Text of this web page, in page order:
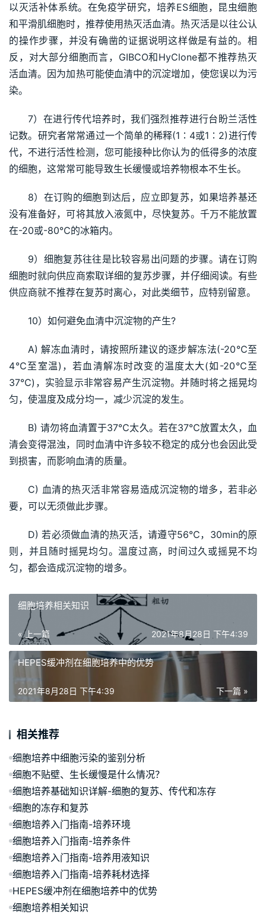
以灭活补体系统。在免疫学研究，培养ES细胞，昆虫细胞
和平滑肌细胞时，推荐使用热灭活血清。热灭活是以往公认
的操作步骤，并没有确凿的证据说明这样做是有益的。相
反，对大部分细胞而言，GIBCO和HyClone都不推荐热灭
活血清。因为加热可能使血清中的沉淀增加，使您误以为污
染。
7）在进行传代培养时，我们强烈推荐进行台盼兰活性
记数。研究者常常通过一个简单的稀释(1∶4或1∶2)进行传
代，不进行活性检测，您可能接种比你认为的低得多的浓度
的细胞，这常常可能导致生长缓慢或培养物根本不生长。
8）在订购的细胞到达后，应立即复苏，如果培养基还
没有准备好，可将其放入液氮中，尽快复苏。千万不能放置
在-20或-80℃的冰箱内。
9）细胞复苏往往是比较容易出问题的步骤。请在订购
细胞时就向供应商索取详细的复苏步骤，并仔细阅读。有些
供应商就不推荐在复苏时离心，对此类细节，应特别留意。
10）如何避免血清中沉淀物的产生?
A) 解冻血清时，请按照所建议的逐步解冻法(-20℃至
4℃至室温)，若血清解冻时改变的温度太大(如-20℃至
37℃)，实验显示非常容易产生沉淀物。并随时将之摇晃均
匀，使温度及成分均一，减少沉淀的发生。
B) 请勿将血清置于37℃太久。若在37℃放置太久，血
清会变得混浊，同时血清中许多较不稳定的成分也会因此受
到损害，而影响血清的质量。
C) 血清的热灭活非常容易造成沉淀物的增多，若非必
要，可以无须做此步骤。
D) 若必须做血清的热灭活，请遵守56℃，30min的原
则，并且随时摇晃均匀。温度过高，时间过久或摇晃不均
匀，都会造成沉淀物的增多。
细胞培养相关知识
« 上一篇 2021年8月28日 下午4:39
HEPES缓冲剂在细胞培养中的优势
下一篇 »
2021年8月28日 下午4:39
相关推荐
细胞培养中细胞污染的鉴别分析
细胞不贴壁、生长缓慢是什么情况？
细胞培养基础知识详解-细胞的复苏、传代和冻存
细胞的冻存和复苏
细胞培养入门指南-培养环境
细胞培养入门指南-培养条件
细胞培养入门指南-培养用液知识
细胞培养入门指南-培养耗材选择
HEPES缓冲剂在细胞培养中的优势
细胞培养相关知识